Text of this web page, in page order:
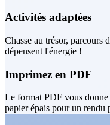
Activités adaptées
Chasse au trésor,
dépensent l'énergie !
Imprimez en PDF
Le format PDF vous
papier épais pour un rendu